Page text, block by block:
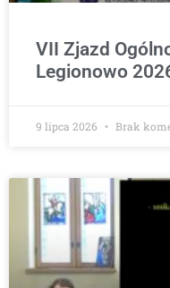
VII Zjazd
Legionowo
9 lipca 2026 Brak